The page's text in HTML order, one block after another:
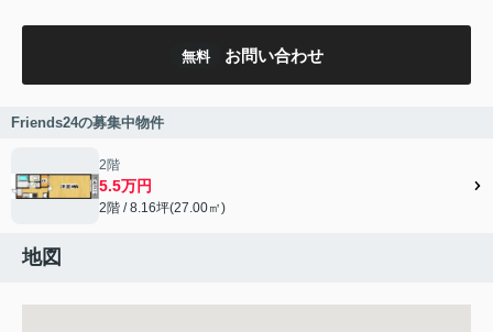
無料 お問い合わせ
Friends24の募集中物件
2階
5.5万円
2階 / 8.16坪(27.00㎡)
地図